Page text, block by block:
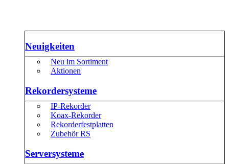
Neuigkeiten
Neu im Sortiment
Aktionen
Rekordersysteme
IP-Rekorder
Koax-Rekorder
Rekorderfestplatten
Zubehör RS
Serversysteme